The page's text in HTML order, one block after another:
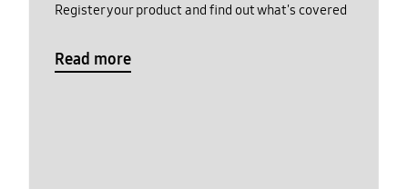
Register your product and find out what's covered
Read more